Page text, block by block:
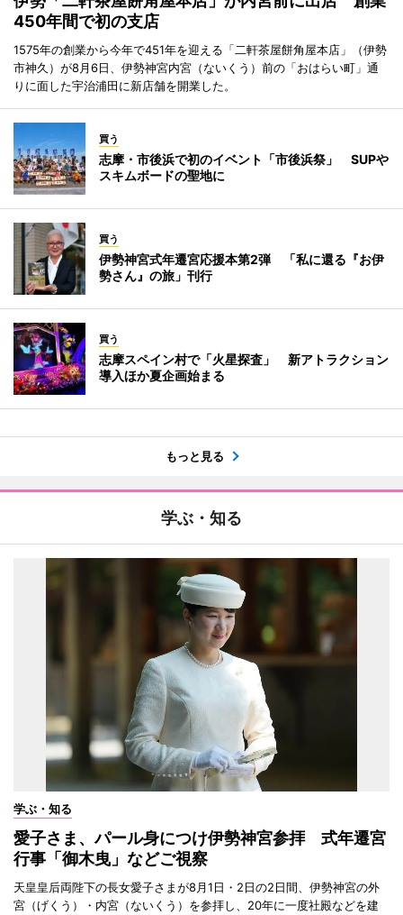
450年間で初の支店
1575年の創業から今年で451年を迎える「二軒茶屋餅角屋本店」（伊勢
市神久）が8月6日、伊勢神宮内宮（ないくう）前の「おはらい町」通
りに面した宇治浦田に新店舗を開業した。
買う
志摩・市後浜で初のイベント「市後浜祭」 SUPや
スキムボードの聖地に
買う
伊勢神宮式年遷宮応援本第2弾 「私に還る『お伊
勢さん』の旅」刊行
買う
志摩スペイン村で「火星探査」 新アトラクション
導入ほか夏企画始まる
もっと見る
学ぶ・知る
学ぶ・知る
愛子さま、パール身につけ伊勢神宮参拝 式年遷宮
行事「御木曳」などご視察
天皇皇后両陛下の長女愛子さまが8月1日・2日の2日間、伊勢神宮の外
宮（げくう）・内宮（ないくう）を参拝し、20年に一度社殿などを建